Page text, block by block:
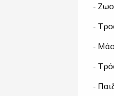
-
-
-
-
-